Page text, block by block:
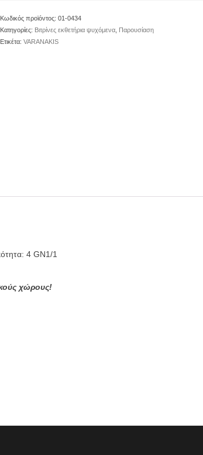
Κωδικός προϊόντος: 01-0434
Κατηγορίες: Βιτρίνες εκθετήρια ψυχόμενα, Παρουσίαση
Ετικέτα: VARANAKIS
4 GN1/1
χώρους!